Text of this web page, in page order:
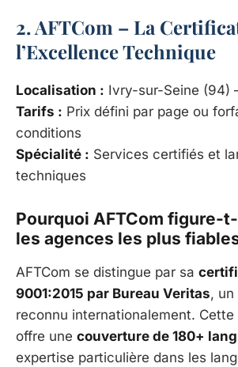
2. AFTCom – La
l’Excellence Technique
Localisation : Ivry-sur-Seine (94)
Tarifs : Prix défini par page ou
conditions
Spécialité : Services certifiés et
techniques
Pourquoi AFTCom figure-
les agences les plus
AFTCom se distingue par sa
9001:2015 par Bureau Veritas, un
reconnu internationalement.
offre une couverture de 180+
expertise particulière dans les